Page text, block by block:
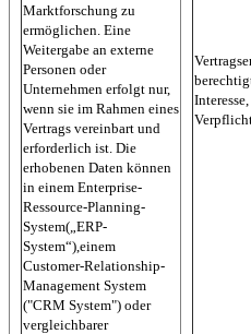
Marktforschung zu
ermöglichen. Eine
Weitergabe an externe
Personen oder
Unternehmen erfolgt nur,
wenn sie im Rahmen eines
Vertrags vereinbart und
erforderlich ist. Die
erhobenen Daten können
in einem Enterprise-
Ressource-Planning-
System(„ERP-
System“),einem
Customer-Relationship-
Management System
("CRM System") oder
vergleichbarer